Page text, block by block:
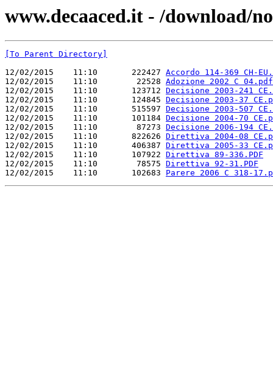
www.decaaced.it - /download/
[To Parent Directory]
12/02/2015    11:10       222427 Accordo 114-369 CH-
12/02/2015    11:10        22528 Adozione 2002 C 04.pdf
12/02/2015    11:10       123712 Decisione 2003-241
12/02/2015    11:10       124845 Decisione 2003-37
12/02/2015    11:10       515597 Decisione 2003-507
12/02/2015    11:10       101184 Decisione 2004-70
12/02/2015    11:10        87273 Decisione 2006-194
12/02/2015    11:10       822626 Direttiva 2004-08
12/02/2015    11:10       406387 Direttiva 2005-33
12/02/2015    11:10       107922 Direttiva 89-336.PDF
12/02/2015    11:10        78575 Direttiva 92-31.PDF
12/02/2015    11:10       102683 Parere 2006 C 318-